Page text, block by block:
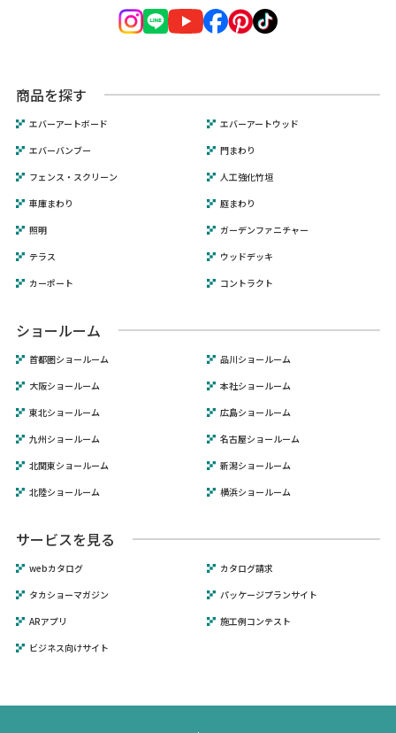
商品を探す
エバーアートボード
エバーアートウッド
エバーバンブー
門まわり
フェンス・スクリーン
人工強化竹垣
車庫まわり
庭まわり
照明
ガーデンファニチャー
テラス
ウッドデッキ
カーポート
コントラクト
ショールーム
首都圏ショールーム
品川ショールーム
大阪ショールーム
本社ショールーム
東北ショールーム
広島ショールーム
九州ショールーム
名古屋ショールーム
北関東ショールーム
新潟ショールーム
北陸ショールーム
横浜ショールーム
サービスを見る
webカタログ
カタログ請求
タカショーマガジン
パッケージプランサイト
ARアプリ
施工例コンテスト
ビジネス向けサイト